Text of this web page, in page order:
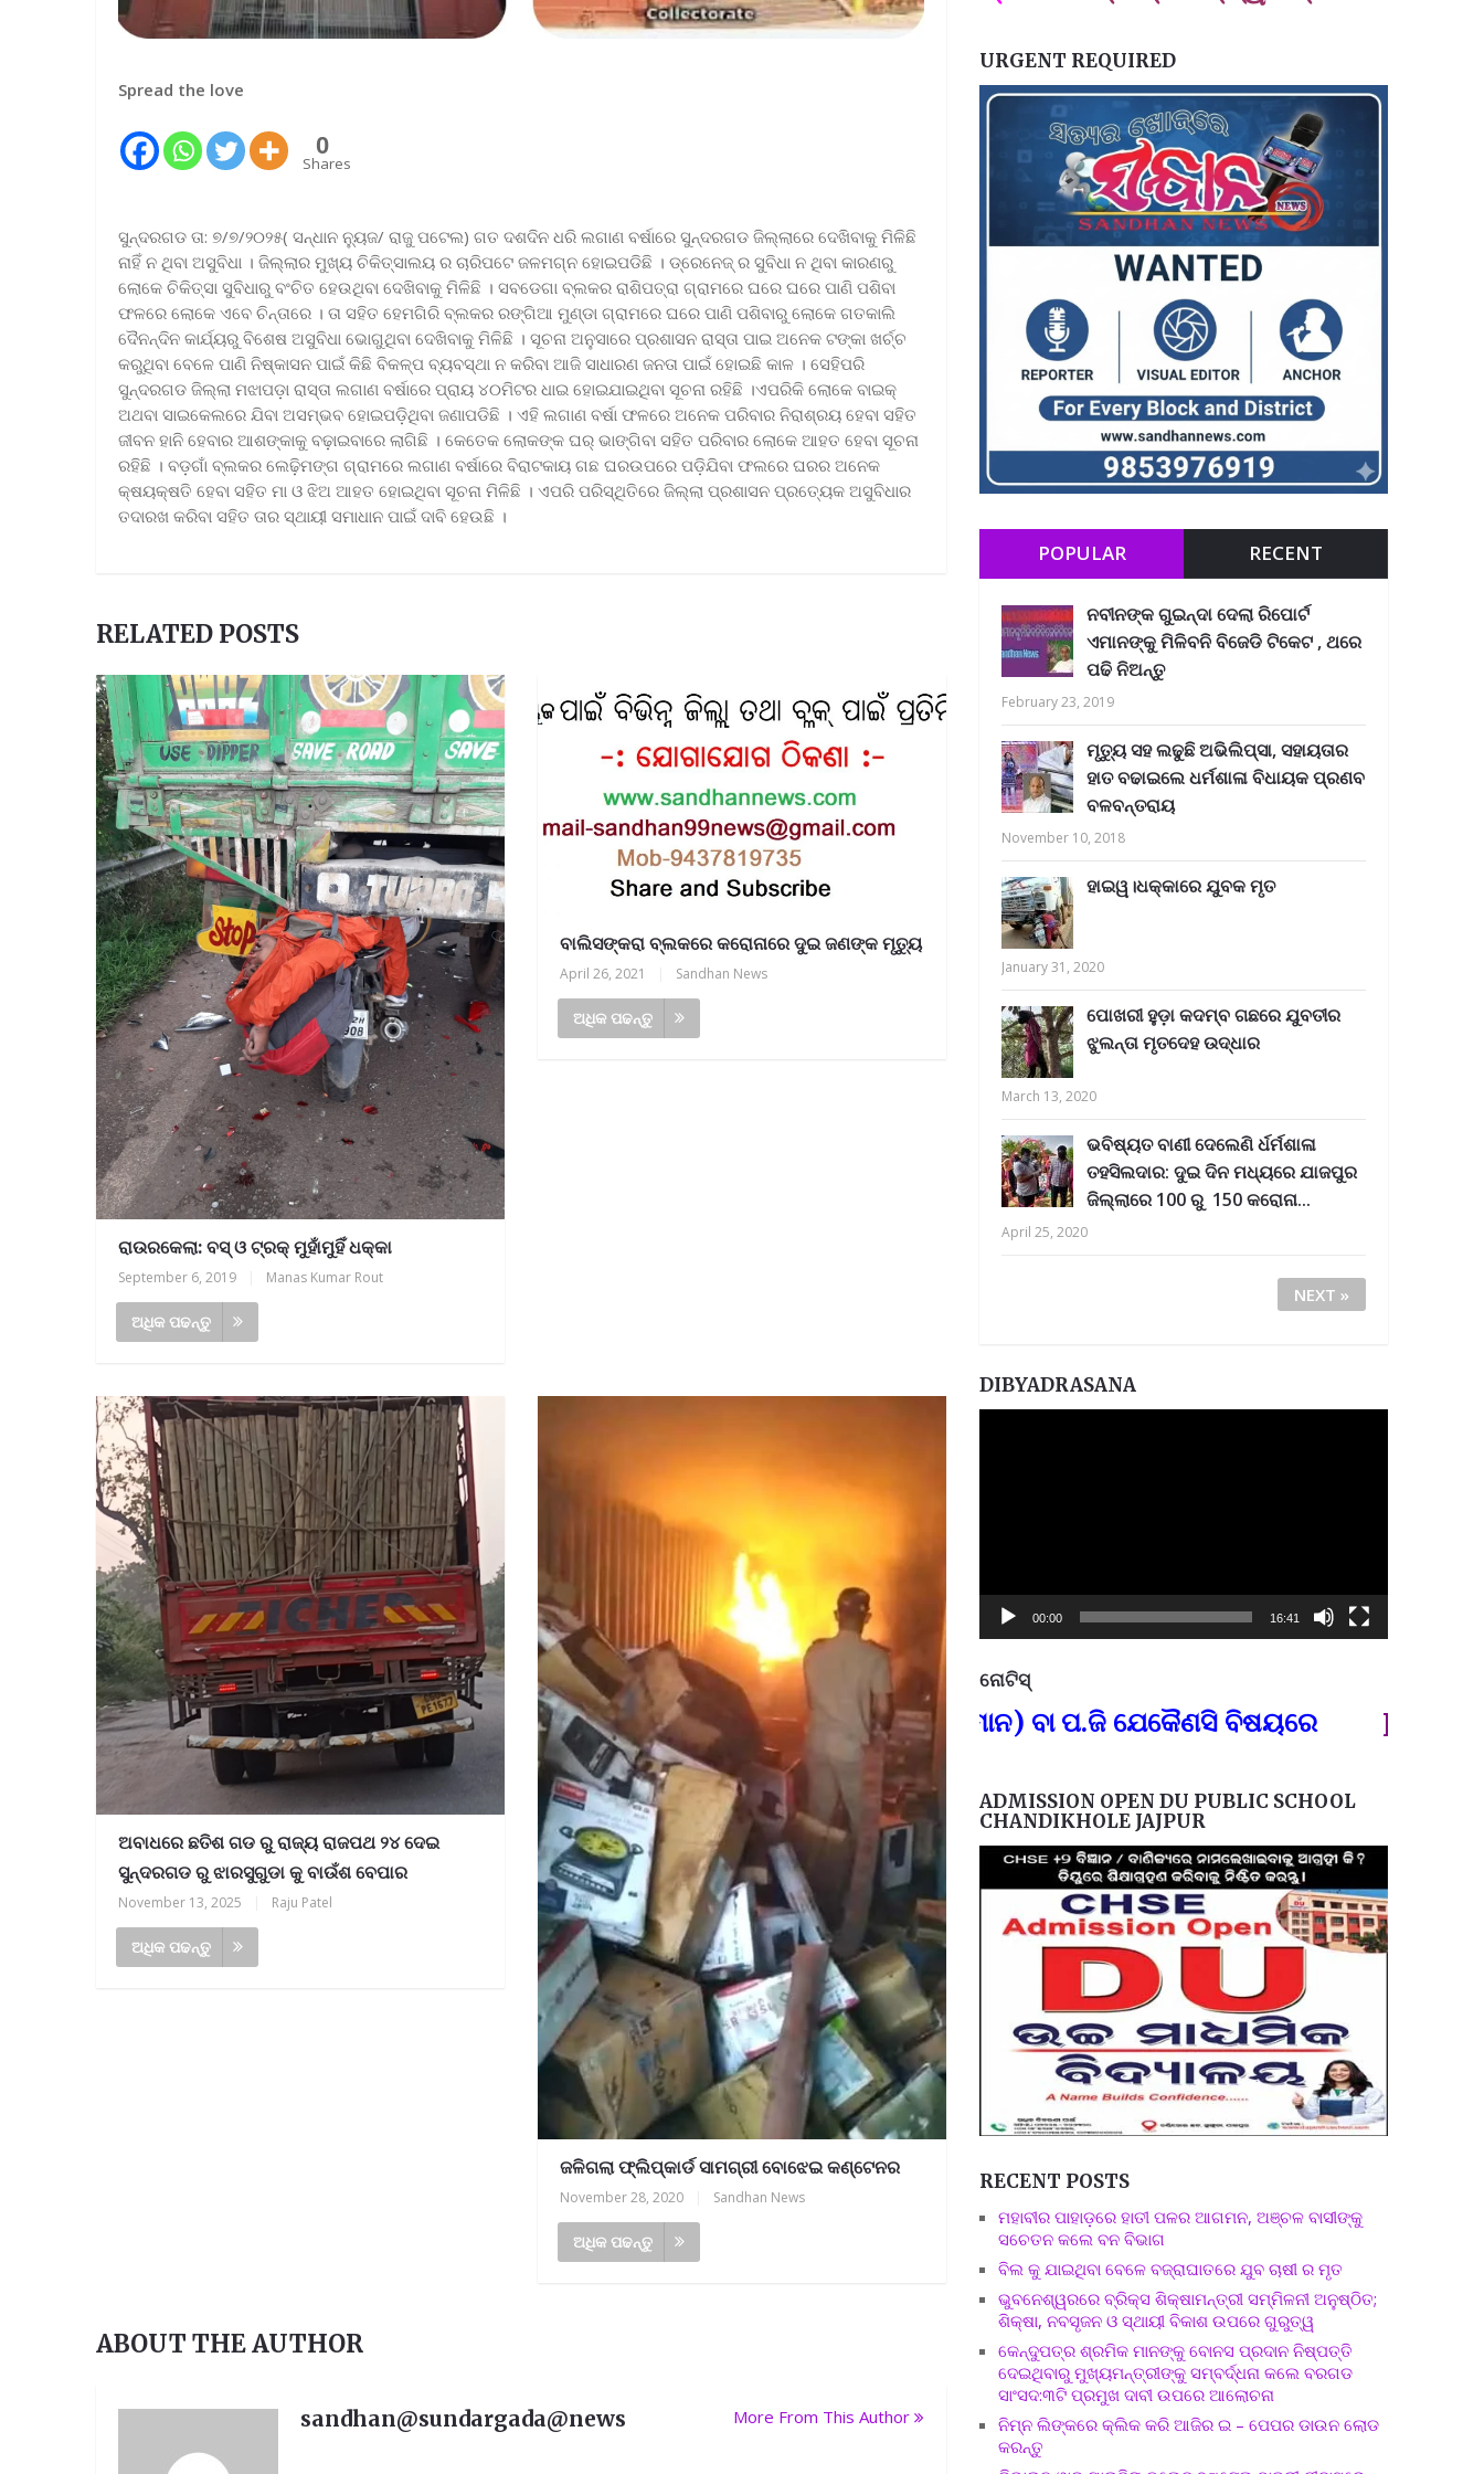
Spread the love
0
Shares
ସୁନ୍ଦରଗଡ ତା: ୭/୭/୨୦୨୫( ସନ୍ଧାନ ନ୍ୟୁଜ/ ରାଜୁ ପଟେଲ) ଗତ ଦଶଦିନ ଧରି ଲଗାଣ ବର୍ଷାରେ ସୁନ୍ଦରଗଡ ଜିଲ୍ଲାରେ ଦେଖିବାକୁ ମିଳିଛି
ନାହିଁ ନ ଥିବା ଅସୁବିଧା । ଜିଲ୍ଲାର ମୁଖ୍ୟ ଚିକିତ୍ସାଲୟ ର ଚାରିପଟେ ଜଳମଗ୍ନ ହୋଇପଡିଛି । ଡ୍ରେନେଜ୍ ର ସୁବିଧା ନ ଥିବା କାରଣରୁ
ଲୋକେ ଚିକିତ୍ସା ସୁବିଧାରୁ ବଂଚିତ ହେଉଥିବା ଦେଖିବାକୁ ମିଳିଛି । ସବଡେଗା ବ୍ଲକର ରାଶିପତ୍ରା ଗ୍ରାମରେ ଘରେ ଘରେ ପାଣି ପଶିବା
ଫଳରେ ଲୋକେ ଏବେ ଚିନ୍ତାରେ । ତା ସହିତ ହେମଗିରି ବ୍ଲକର ରଙ୍ଗିଆ ମୁଣ୍ଡା ଗ୍ରାମରେ ଘରେ ପାଣି ପଶିବାରୁ ଲୋକେ ଗତକାଲି
ଦୈନନ୍ଦିନ କାର୍ଯ୍ୟରୁ ବିଶେଷ ଅସୁବିଧା ଭୋଗୁଥିବା ଦେଖିବାକୁ ମିଳିଛି । ସୂଚନା ଅନୁସାରେ ପ୍ରଶାସନ ରାସ୍ତା ପାଇ ଅନେକ ଟଙ୍କା ଖର୍ଚ୍ଚ
କରୁଥିବା ବେଳେ ପାଣି ନିଷ୍କାସନ ପାଇଁ କିଛି ବିକଳ୍ପ ବ୍ୟବସ୍ଥା ନ କରିବା ଆଜି ସାଧାରଣ ଜନତା ପାଇଁ ହୋଇଛି କାଳ । ସେହିପରି
ସୁନ୍ଦରଗଡ ଜିଲ୍ଲା ମଝାପଡ଼ା ରାସ୍ତା ଲଗାଣ ବର୍ଷାରେ ପ୍ରାୟ ୪୦ମିଟର ଧାଇ ହୋଇଯାଇଥିବା ସୂଚନା ରହିଛି ।ଏପରିକି ଲୋକେ ବାଇକ୍
ଅଥବା ସାଇକେଲରେ ଯିବା ଅସମ୍ଭବ ହୋଇପଡ଼ିଥିବା ଜଣାପଡିଛି । ଏହି ଲଗାଣ ବର୍ଷା ଫଳରେ ଅନେକ ପରିବାର ନିରାଶ୍ରୟ ହେବା ସହିତ
ଜୀବନ ହାନି ହେବାର ଆଶଙ୍କାକୁ ବଢ଼ାଇବାରେ ଲାଗିଛି । କେତେକ ଲୋକଙ୍କ ଘର୍ ଭାଙ୍ଗିବା ସହିତ ପରିବାର ଲୋକେ ଆହତ ହେବା ସୂଚନା
ରହିଛି । ବଡ଼ଗାଁ ବ୍ଲକର ଲେଢ଼ିମଙ୍ଗ ଗ୍ରାମରେ ଲଗାଣ ବର୍ଷାରେ ବିରାଟକାୟ ଗଛ ଘରଉପରେ ପଡ଼ିଯିବା ଫଲରେ ଘରର ଅନେକ
କ୍ଷୟକ୍ଷତି ହେବା ସହିତ ମା ଓ ଝିଅ ଆହତ ହୋଇଥିବା ସୂଚନା ମିଳିଛି । ଏପରି ପରିସ୍ଥିତିରେ ଜିଲ୍ଲା ପ୍ରଶାସନ ପ୍ରତ୍ୟେକ ଅସୁବିଧାର
ତଦାରଖ କରିବା ସହିତ ତାର ସ୍ଥାୟୀ ସମାଧାନ ପାଇଁ ଦାବି ହେଉଛି ।
RELATED POSTS
ରାଉରକେଲା: ବସ୍ ଓ ଟ୍ରକ୍ ମୁହାଁମୁହିଁ ଧକ୍କା
September 6, 2019 Manas Kumar Rout
ଅଧିକ ପଢନ୍ତୁ
ବାଲିସଙ୍କରା ବ୍ଲକରେ କରୋନାରେ ଦୁଇ ଜଣଙ୍କ ମୃତ୍ୟୁ
April 26, 2021 Sandhan News
ଅଧିକ ପଢନ୍ତୁ
ଅବାଧରେ ଛତିଶ ଗଡ ରୁ ରାଜ୍ୟ ରାଜପଥ ୨୪ ଦେଇ
ସୁନ୍ଦରଗଡ ରୁ ଝାରସୁଗୁଡା କୁ ବାଉଁଶ ବେପାର
November 13, 2025 Raju Patel
ଅଧିକ ପଢନ୍ତୁ
ଜଳିଗଲା ଫ୍ଲିପ୍‌କାର୍ଡ ସାମଗ୍ରୀ ବୋଝେଇ କଣ୍ଟେନର
November 28, 2020 Sandhan News
ଅଧିକ ପଢନ୍ତୁ
ABOUT THE AUTHOR
sandhan@sundargada@news More From This Author
URGENT REQUIRED
POPULAR RECENT
ନବୀନଙ୍କ ଗୁଇନ୍ଦା ଦେଲା ରିପୋର୍ଟ
ଏମାନଙ୍କୁ ମିଳିବନି ବିଜେଡି ଟିକେଟ , ଥରେ
ପଢି ନିଅନ୍ତୁ
February 23, 2019
ମୃତ୍ୟୁ ସହ ଲଢୁଛି ଅଭିଲିପ୍ସା, ସହାୟତାର
ହାତ ବଢାଇଲେ ଧର୍ମଶାଳା ବିଧାୟକ ପ୍ରଣବ
ବଳବନ୍ତରାୟ
November 10, 2018
ହାଇୱ।ଧକ୍କାରେ ଯୁବକ ମୃତ
January 31, 2020
ପୋଖରୀ ହୁଡ଼ା କଦମ୍ବ ଗଛରେ ଯୁବତୀର
ଝୁଲନ୍ତା ମୃତଦେହ ଉଦ୍ଧାର
March 13, 2020
ଭବିଷ୍ୟତ ବାଣୀ ଦେଲେଣି ର୍ଧର୍ମଶାଳା
ତହସିଲଦାର: ଦୁଇ ଦିନ ମଧ୍ୟରେ ଯାଜପୁର
ଜିଲ୍ଲାରେ 100 ରୁ 150 କରୋନା...
April 25, 2020
NEXT »
DIBYADRASANA
00:00 16:41
ନୋଟିସ୍
ଆବଶ୍ୟକ, ଯୋଗାଯୋଗ-୯୪୩୭୮୧୯୩୭୫,ଶିକ୍ଷାଗତ ଯୋଗ୍ୟତା: +୩ (ସମ୍ମାନ) ବା ପ.ଜି ଯେକୈଣସି ବିଷୟରେ FOR GOVT
ADMISSION OPEN DU PUBLIC SCHOOL
CHANDIKHOLE JAJPUR
RECENT POSTS
ମହାବୀର ପାହାଡ଼ରେ ହାତୀ ପଳର ଆଗମନ, ଅଞ୍ଚଳ ବାସୀଙ୍କୁ
ସଚେତନ କଲେ ବନ ବିଭାଗ
ବିଲ କୁ ଯାଇଥିବା ବେଳେ ବଜ୍ରାଘାତରେ ଯୁବ ଚାଷୀ ର ମୃତ
ଭୁବନେଶ୍ୱରରେ ବ୍ରିକ୍ସ ଶିକ୍ଷାମନ୍ତ୍ରୀ ସମ୍ମିଳନୀ ଅନୁଷ୍ଠିତ;
ଶିକ୍ଷା, ନବସୃଜନ ଓ ସ୍ଥାୟୀ ବିକାଶ ଉପରେ ଗୁରୁତ୍ୱ
କେନ୍ଦୁପତ୍ର ଶ୍ରମିକ ମାନଙ୍କୁ ବୋନସ ପ୍ରଦାନ ନିଷ୍ପତ୍ତି
ଦେଇଥିବାରୁ ମୁଖ୍ୟମନ୍ତ୍ରୀଙ୍କୁ ସମ୍ବର୍ଦ୍ଧନା କଲେ ବରଗଡ
ସାଂସଦ:୩ଟି ପ୍ରମୁଖ ଦାବୀ ଉପରେ ଆଲୋଚନା
ନିମ୍ନ ଲିଙ୍କରେ କ୍ଲିକ କରି ଆଜିର ଇ – ପେପର ଡାଉନ ଲୋଡ
କରନ୍ତୁ